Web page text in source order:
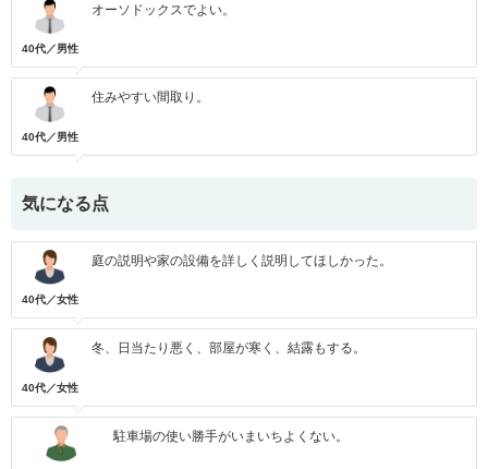
40代／男性
オーソドックスでよい。
40代／男性
住みやすい間取り。
気になる点
40代／女性
庭の説明や家の設備を詳しく説明してほしかった。
40代／女性
冬、日当たり悪く、部屋が寒く、結露もする。
駐車場の使い勝手がいまいちよくない。